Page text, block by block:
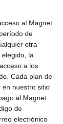
al Magnet
de
otra
la
a los
Cada plan de
en nuestro sitio
al Magnet
de
electrónico